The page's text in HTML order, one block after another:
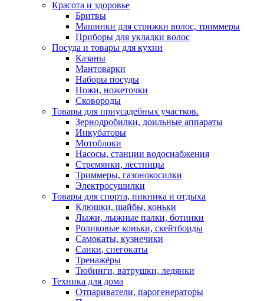
Красота и здоровье
Бритвы
Машинки для стрижки волос, триммеры
Приборы для укладки волос
Посуда и товары для кухни
Казаны
Мантоварки
Наборы посуды
Ножи, ножеточки
Сковороды
Товары для приусадебных участков.
Зернодробилки, доильные аппараты
Инкубаторы
Мотоблоки
Насосы, станции водоснабжения
Стремянки, лестницы
Триммеры, газонокосилки
Электросушилки
Товары для спорта, пикника и отдыха
Клюшки, шайбы, коньки
Лыжи, лыжные палки, ботинки
Роликовые коньки, скейтборды
Самокаты, кузнечики
Санки, снегокаты
Тренажёры
Тюбинги, ватрушки, ледянки
Техника для дома
Отпариватели, парогенераторы